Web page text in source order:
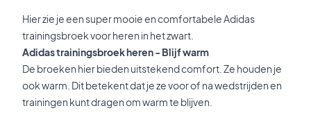
Hier zie je een super mooie en comfortabele Adidas
trainingsbroek voor heren in het zwart.
Adidas trainingsbroek heren - Blijf warm
De broeken hier bieden uitstekend comfort. Ze houden je
ook warm. Dit betekent dat je ze voor of na wedstrijden en
trainingen kunt dragen om warm te blijven.